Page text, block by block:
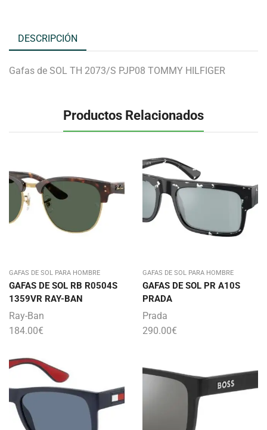
DESCRIPCIÓN
Gafas de SOL TH 2073/S PJP08 TOMMY HILFIGER
Productos Relacionados
GAFAS DE SOL PARA HOMBRE
GAFAS DE SOL RB R0504S
1359VR RAY-BAN
Ray-Ban
184.00€
GAFAS DE SOL PARA HOMBRE
GAFAS DE SOL PR A10S
PRADA
Prada
290.00€